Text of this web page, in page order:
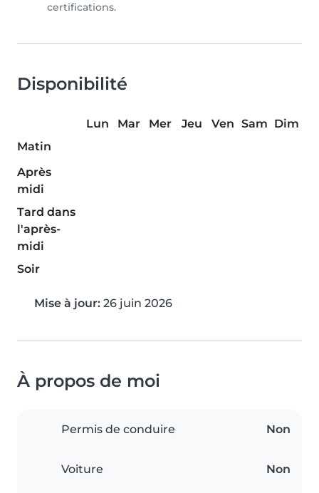
certifications.
Disponibilité
Lun Mar Mer Jeu Ven Sam Dim
Matin
Après
midi
Tard dans
l'après-
midi
Soir
Mise à jour: 26 juin 2026
À propos de moi
Permis de conduire Non
Voiture Non